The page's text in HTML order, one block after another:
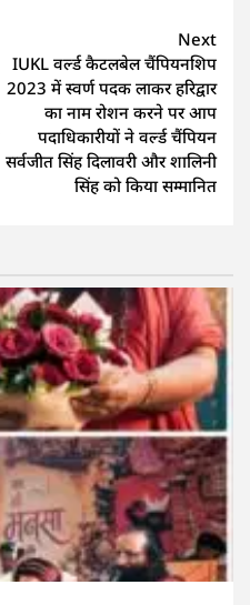
Next
IUKL वर्ल्ड कैटलबेल चैंपियनशिप
2023 में स्वर्ण पदक लाकर हरिद्वार
का नाम रोशन करने पर आप
पदाधिकारीयों ने वर्ल्ड चैंपियन
सर्वजीत सिंह दिलावरी और शालिनी
सिंह को किया सम्मानित